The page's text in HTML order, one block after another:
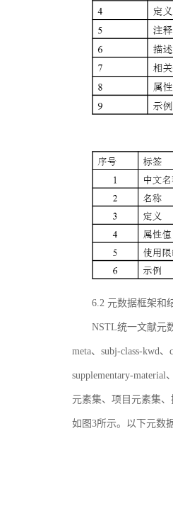
6.2 元数据框架和
NSTL统一文献元
meta、subj-class-kwd
supplementary-
元素集、项目元素集
如图3所示。以下元数